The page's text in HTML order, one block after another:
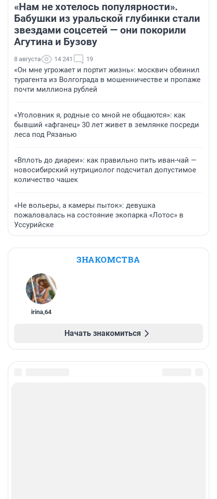
«Нам не хотелось популярности».
Бабушки из уральской глубинки стали
звездами соцсетей — они покорили
Агутина и Бузову
8 августа 14 241 19
«Он мне угрожает и портит жизнь»: москвич обвинил
турагента из Волгограда в мошенничестве и пропаже
почти миллиона рублей
«Уголовник я, родные со мной не общаются»: как
бывший «афганец» 30 лет живет в землянке посреди
леса под Рязанью
«Вплоть до диареи»: как правильно пить иван-чай —
новосибирский нутрициолог подсчитал допустимое
количество чашек
«Не вольеры, а камеры пыток»: девушка
пожаловалась на состояние экопарка «Лотос» в
Уссурийске
ЗНАКОМСТВА
irina,64
Начать знакомиться